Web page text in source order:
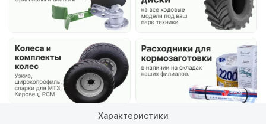
Характеристики